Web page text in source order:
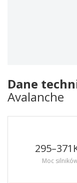
Dane
Avalanche
295–371
Moc